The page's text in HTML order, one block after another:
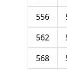
556
562
568